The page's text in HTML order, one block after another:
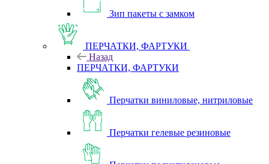
Зип пакеты с замком
ПЕРЧАТКИ, ФАРТУКИ
Назад
ПЕРЧАТКИ, ФАРТУКИ
Перчатки виниловые, нитриловые
Перчатки гелевые резиновые